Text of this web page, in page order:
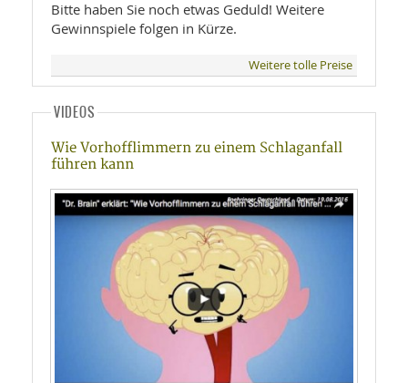
Bitte haben Sie noch etwas Geduld! Weitere
Gewinnspiele folgen in Kürze.
Weitere tolle Preise
VIDEOS
Wie Vorhofflimmern zu einem Schlaganfall
führen kann